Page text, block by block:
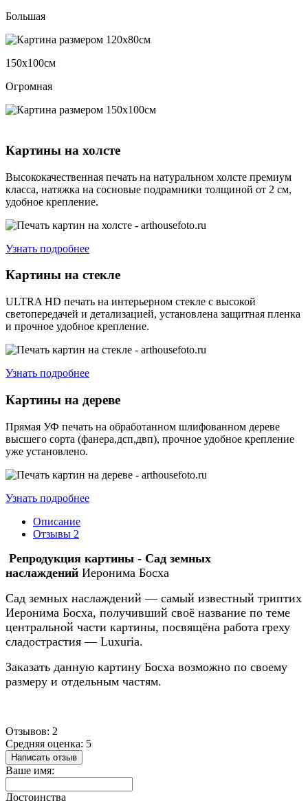
Большая
150х100см
Огромная
Картины на холсте
Высококачественная печать на натуральном холсте премиум
класса, натяжка на сосновые подрамники толщиной от 2 см,
удобное крепление.
Узнать подробнее
Картины на стекле
ULTRA HD печать на интерьерном стекле с высокой
светопередачей и детализацией, установлена защитная пленка
и прочное удобное крепление.
Узнать подробнее
Картины на дереве
Прямая УФ печать на обработанном шлифованном дереве
высшего сорта (фанера,дсп,двп), прочное удобное крепление
уже установлено.
Узнать подробнее
Описание
Отзывы 2
Репродукция картины - Сад земных
наслаждений Иеронима Босха
Сад земных наслаждений — самый известный триптих
Иеронима Босха, получивший своё название по теме
центральной части картины, посвящёна работа греху
сладострастия — Luxuria.
Заказать данную картину Босха возможно по своему
размеру и отдельным частям.
Отзывов: 2
Средняя оценка: 5
Написать отзыв
Ваше имя:
Достоинства